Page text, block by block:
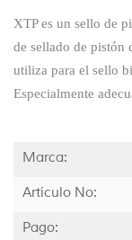
XTP es un sello de
de sellado de pistón
utiliza para el sello
Especialmente
Marca:
Artículo No:
Pago: